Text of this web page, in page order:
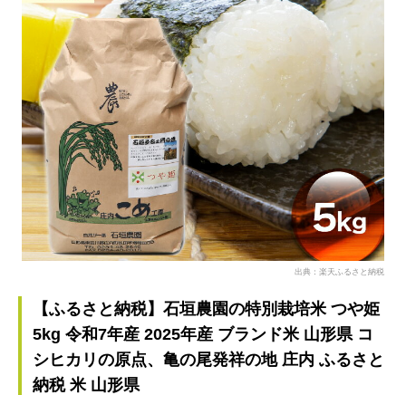
出典：楽天ふるさと納税
【ふるさと納税】石垣農園の特別栽培米 つや姫
5kg 令和7年産 2025年産 ブランド米 山形県 コ
シヒカリの原点、亀の尾発祥の地 庄内 ふるさと
納税 米 山形県